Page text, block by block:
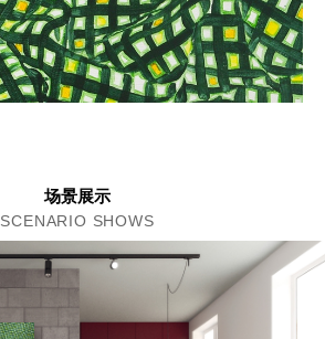
场景展示
SCENARIO SHOWS